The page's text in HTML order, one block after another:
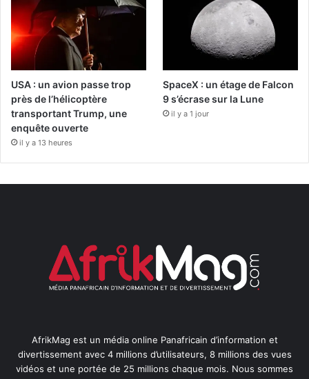
USA : un avion passe trop
près de l’hélicoptère
transportant Trump, une
enquête ouverte
il y a 13 heures
SpaceX : un étage de Falcon
9 s’écrase sur la Lune
il y a 1 jour
AfrikMag est un média online Panafricain d’information et
divertissement avec 4 millions d’utilisateurs, 8 millions des vues
vidéos et une portée de 25 millions chaque mois. Nous sommes